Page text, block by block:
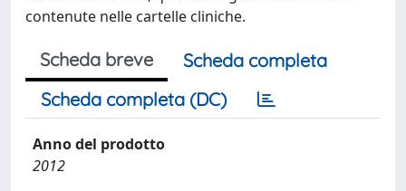
contenute nelle cartelle cliniche.
Scheda breve
Scheda completa
Scheda completa (DC)
Anno del prodotto
2012